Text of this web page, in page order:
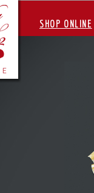
SHOP ONLINE